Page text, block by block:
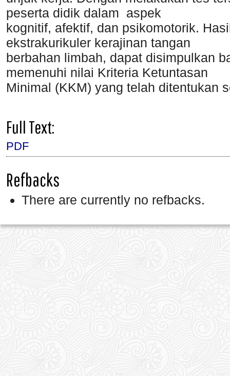
peserta didik dalam aspek
kognitif, afektif, dan psikomotorik.
ekstrakurikuler kerajinan tangan
berbahan limbah, dapat disimpulkan
memenuhi nilai Kriteria Ketuntasan
Minimal (KKM) yang telah ditentukan
Full Text:
PDF
Refbacks
There are currently no refbacks.